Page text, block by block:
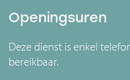
Openingsuren
Deze dienst is enkel
bereikbaar.